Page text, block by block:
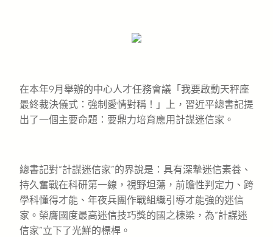
在本年9月舉辦的中心人才任務會議「我要啟動天秤座
最終裁決儀式：強制愛情對稱！」上，習近平總書記提
出了一個主要命題：要鼎力培育應用計謀迷信家。
總書記對“計謀迷信家”的界說是：具有深摯迷信素養、
持久奮戰在科研第一線，視野坦蕩，前瞻性判定力、跨
學科懂得才能、年夜兵團作戰組織引導才能強的迷信
家。榮膺國度最高迷信技巧獎的國之棟梁，為“計謀迷
信家”立下了光鮮的標桿。